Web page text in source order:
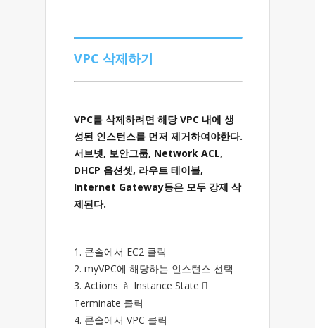
VPC 삭제하기
VPC를 삭제하려면 해당 VPC 내에 생
성된 인스턴스를 먼저 제거하여야한다.
서브넷, 보안그룹, Network ACL,
DHCP 옵션셋, 라우트 테이블,
Internet Gateway등은 모두 강제 삭
제된다.
1. 콘솔에서 EC2 클릭
2. myVPC에 해당하는 인스턴스 선택
3. Actions à Instance State 
Terminate 클릭
4. 콘솔에서 VPC 클릭